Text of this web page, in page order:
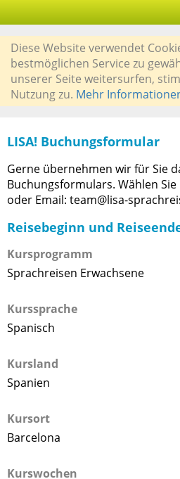
Diese Website verwendet
bestmöglichen Service zu
unserer Seite weitersurfen,
Nutzung zu. Mehr
LISA! Buchungsformular
Gerne übernehmen wir für Sie
Buchungsformulars. Wählen Sie
oder Email: team@lisa-
Reisebeginn und
Kursprogramm
Sprachreisen Erwachsene
Kurssprache
Spanisch
Kursland
Spanien
Kursort
Barcelona
Kurswochen